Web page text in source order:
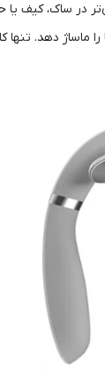
در ساک، کیف
ماساژ دهد.